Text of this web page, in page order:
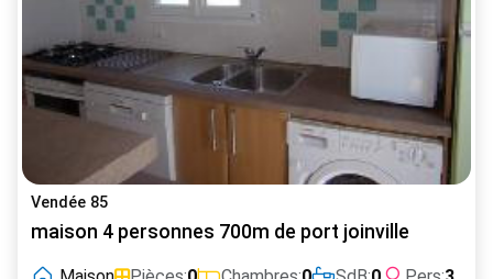
Vendée 85
maison 4 personnes 700m de port joinville